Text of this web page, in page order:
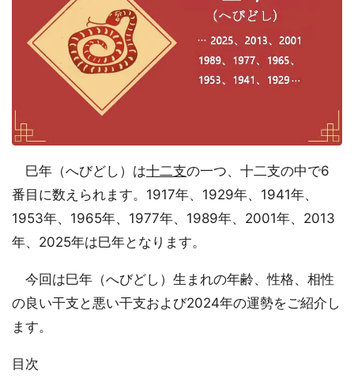
巳年（へびどし）は十二支の一つ、十二支の中で6
番目に数えられます。1917年、1929年、1941年、
1953年、1965年、1977年、1989年、2001年、2013
年、2025年は巳年となります。
今回は巳年（へびどし）生まれの年齢、性格、相性
の良い干支と悪い干支および2024年の運勢をご紹介し
ます。
目次